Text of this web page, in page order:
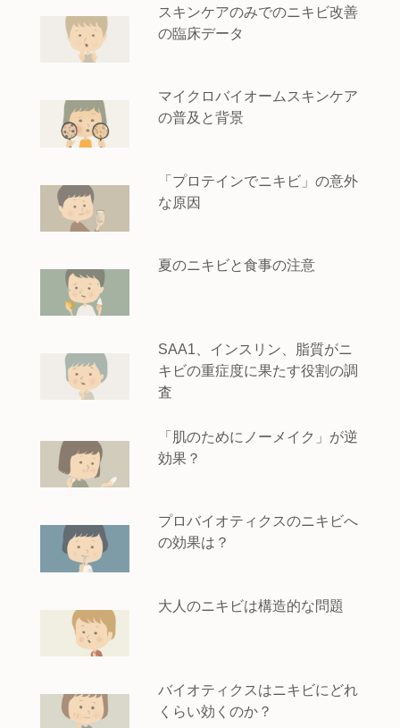
スキンケアのみでのニキビ改善
の臨床データ
マイクロバイオームスキンケア
の普及と背景
「プロテインでニキビ」の意外
な原因
夏のニキビと食事の注意
SAA1、インスリン、脂質がニ
キビの重症度に果たす役割の調
査
「肌のためにノーメイク」が逆
効果？
プロバイオティクスのニキビへ
の効果は？
大人のニキビは構造的な問題
バイオティクスはニキビにどれ
くらい効くのか？